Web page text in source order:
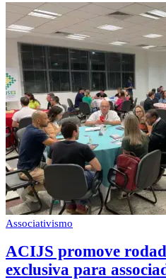
Associativismo
ACIJS promove
exclusiva para